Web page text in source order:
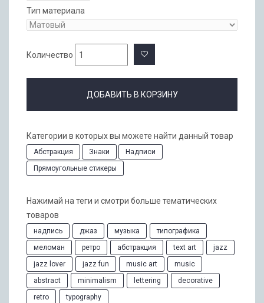
Тип материала
Количество
ДОБАВИТЬ В КОРЗИНУ
Категории в которых вы можете найти данный товар
Абстракция Знаки
Надписи
Прямоугольные стикеры
Нажимай на теги и смотри больше тематических
товаров
надпись джаз музыка
типографика
меломан
ретро абстракция text art
jazz
jazz lover
jazz fun music art
music
abstract
minimalism lettering
decorative
retro
typography